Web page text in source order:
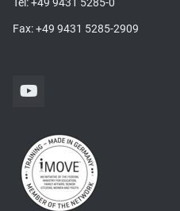
Fax: +49 9431 5285-2909